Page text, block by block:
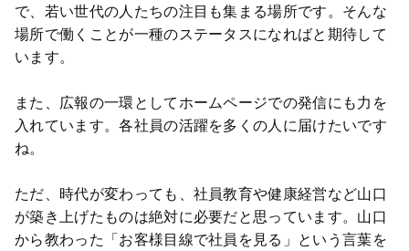
で、若い世代の人たちの注目も集まる場所です。そんな
場所で働くことが一種のステータスになればと期待して
います。
また、広報の一環としてホームページでの発信にも力を
入れています。各社員の活躍を多くの人に届けたいです
ね。
ただ、時代が変わっても、社員教育や健康経営など山口
が築き上げたものは絶対に必要だと思っています。山口
から教わった「お客様目線で社員を見る」という言葉を